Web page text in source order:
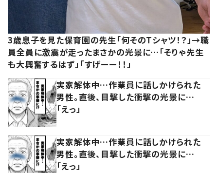
3歳息子を見た保育園の先生「何そのTシャツ！？」→職
員全員に激震が走ったまさかの光景に…「そりゃ先生
も大興奮するはず」「すげーー！！」
実家解体中…作業員に話しかけられた
男性。直後、目撃した衝撃の光景に…
「えっ」
実家解体中…作業員に話しかけられた
男性。直後、目撃した衝撃の光景に…
「えっ」